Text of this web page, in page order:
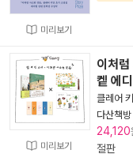
미리보기
미리보기
이처
켙 에
클레어
다산책방
24,120
절판